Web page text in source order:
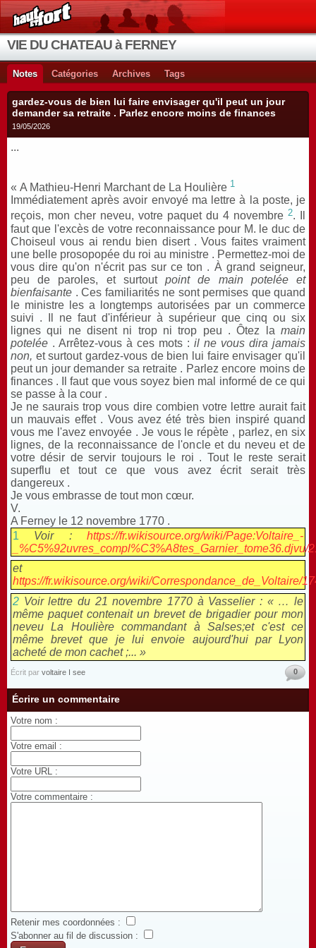
VIE DU CHATEAU à FERNEY
Notes Catégories Archives Tags
gardez-vous de bien lui faire envisager qu'il peut un jour
demander sa retraite . Parlez encore moins de finances
19/05/2026
...
« A Mathieu-Henri Marchant de La Houlière 1
Immédiatement après avoir envoyé ma lettre à la poste, je
reçois, mon cher neveu, votre paquet du 4 novembre 2. Il
faut que l'excès de votre reconnaissance pour M. le duc de
Choiseul vous ai rendu bien disert . Vous faites vraiment
une belle prosopopée du roi au ministre . Permettez-moi de
vous dire qu'on n'écrit pas sur ce ton . À grand seigneur,
peu de paroles, et surtoutpoint de main potelée et
bienfaisante . Ces familiarités ne sont permises que quand
le ministre les a longtemps autorisées par un commerce
suivi . Il ne faut d'inférieur à supérieur que cinq ou six
lignes qui ne disent ni trop ni trop peu . Ôtez la main
potelée . Arrêtez-vous à ces mots : il ne vous dira jamais
non, et surtout gardez-vous de bien lui faire envisager qu'il
peut un jour demander sa retraite . Parlez encore moins de
finances . Il faut que vous soyez bien mal informé de ce qui
se passe à la cour .
Je ne saurais trop vous dire combien votre lettre aurait fait
un mauvais effet . Vous avez été très bien inspiré quand
vous me l'avez envoyée . Je vous le répète , parlez, en six
lignes, de la reconnaissance de l'oncle et du neveu et de
votre désir de servir toujours le roi . Tout le reste serait
superflu et tout ce que vous avez écrit serait très
dangereux .
Je vous embrasse de tout mon cœur.
V.
A Ferney le 12 novembre 1770 .
1 Voir :https://fr.wikisource.org/wiki/Page:Voltaire_-
_%C5%92uvres_compl%C3%A8tes_Garnier_tome36.djvu/
et
https://fr.wikisource.org/wiki/Correspondance_de_Voltaire/
2Voir lettre du 21 novembre 1770 à Vasselier : « … le
même paquet contenait un brevet de brigadier pour mon
neveu La Houlière commandant à Salses;et c'est ce
même brevet que je lui envoie aujourd'hui par Lyon
acheté de mon cachet ;... »
Écrit par voltaire I see 0
Écrire un commentaire
Votre nom :
Votre email :
Votre URL :
Votre commentaire :
Retenir mes coordonnées :
S'abonner au fil de discussion :